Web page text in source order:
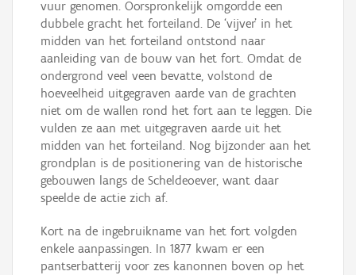
vuur genomen. Oorspronkelijk omgordde een
dubbele gracht het forteiland. De ‘vijver’ in het
midden van het forteiland ontstond naar
aanleiding van de bouw van het fort. Omdat de
ondergrond veel veen bevatte, volstond de
hoeveelheid uitgegraven aarde van de grachten
niet om de wallen rond het fort aan te leggen. Die
vulden ze aan met uitgegraven aarde uit het
midden van het forteiland. Nog bijzonder aan het
grondplan is de positionering van de historische
gebouwen langs de Scheldeoever, want daar
speelde de actie zich af.
Kort na de ingebruikname van het fort volgden
enkele aanpassingen. In 1877 kwam er een
pantserbatterij voor zes kanonnen boven op het